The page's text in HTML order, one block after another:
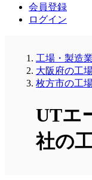
会員登録
ログイン
工場・製造
大阪府の工
枚方市の工
UTエ
社の